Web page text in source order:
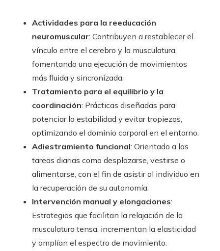
Actividades para la reeducación
neuromuscular: Contribuyen a restablecer el
vínculo entre el cerebro y la musculatura,
fomentando una ejecución de movimientos
más fluida y sincronizada.
Tratamiento para el equilibrio y la
coordinación: Prácticas diseñadas para
potenciar la estabilidad y evitar tropiezos,
optimizando el dominio corporal en el entorno.
Adiestramiento funcional: Orientado a las
tareas diarias como desplazarse, vestirse o
alimentarse, con el fin de asistir al individuo en
la recuperación de su autonomía.
Intervención manual y elongaciones:
Estrategias que facilitan la relajación de la
musculatura tensa, incrementan la elasticidad
y amplían el espectro de movimiento.